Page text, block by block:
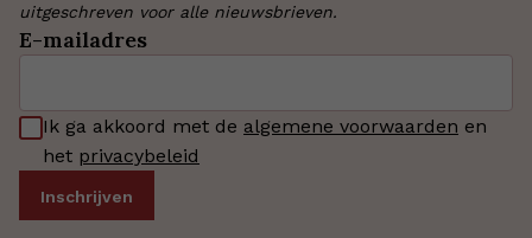
uitgeschreven voor alle nieuwsbrieven.
E-mailadres
Ik ga akkoord met de algemene voorwaarden en
het privacybeleid